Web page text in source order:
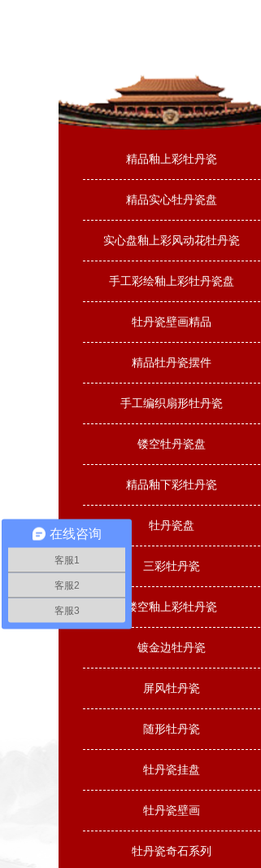
精品釉上彩牡丹瓷
精品实心牡丹瓷盘
实心盘釉上彩风动花牡丹瓷
手工彩绘釉上彩牡丹瓷盘
牡丹瓷壁画精品
精品牡丹瓷摆件
手工编织扇形牡丹瓷
镂空牡丹瓷盘
精品釉下彩牡丹瓷
牡丹瓷盘
三彩牡丹瓷
镂空釉上彩牡丹瓷
镀金边牡丹瓷
屏风牡丹瓷
随形牡丹瓷
牡丹瓷挂盘
牡丹瓷壁画
牡丹瓷奇石系列
在线咨询
客服1
客服2
客服3